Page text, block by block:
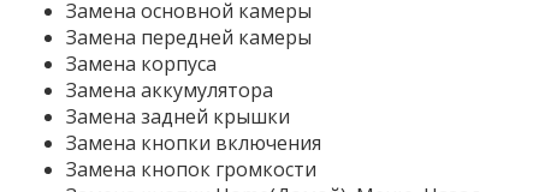
Замена основной камеры
Замена передней камеры
Замена корпуса
Замена аккумулятора
Замена задней крышки
Замена кнопки включения
Замена кнопок громкости